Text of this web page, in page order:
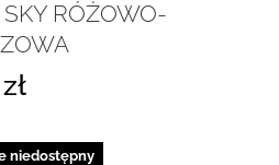
RÓŻOWO-
niedostępny